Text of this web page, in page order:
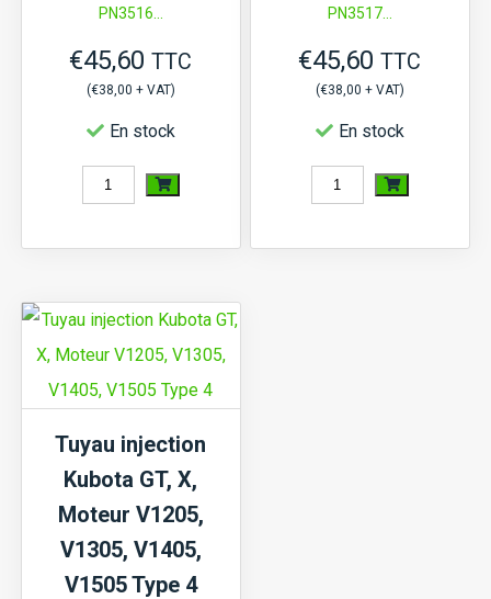
PN3516...
€45,60 TTC
(€38,00 + VAT)
En stock
quantité
Tuyau
Kubota
A,
B,
GT,
D905...
PN3517...
€45,60 TTC
(€38,00 + VAT)
En stock
quantité
Tuyau
Tuyau injection
Kubota GT, X,
Moteur V1205,
V1305, V1405,
V1505 Type 4